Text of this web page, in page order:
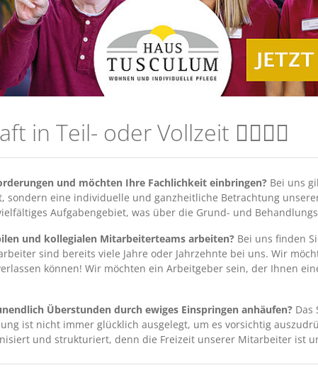
in Teil- oder Vollzeit 👩‍⚕️👨‍⚕️
und möchten Ihre Fachlichkeit einbringen? Bei uns
sondern eine individuelle und ganzheitliche Betrachtung
Aufgabengebiet, was über die Grund- und
und kollegialen Mitarbeiterteams arbeiten? Bei uns finden
sind bereits viele Jahre oder Jahrzehnte bei uns. Wir
können! Wir möchten ein Arbeitgeber sein, der Ihnen
Überstunden durch ewiges Einspringen anhäufen? Das
ist nicht immer glücklich ausgelegt, um es vorsichtig
und strukturiert, denn die Freizeit unserer Mitarbeiter ist